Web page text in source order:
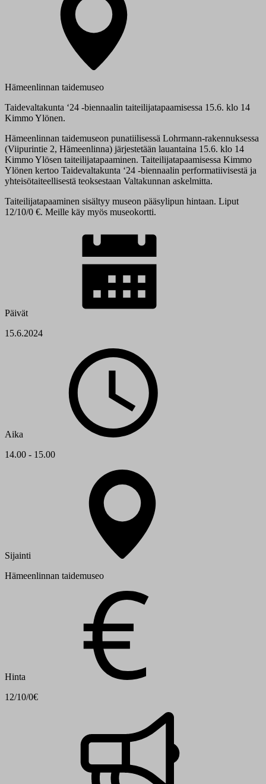
Hämeenlinnan taidemuseo
Taidevaltakunta ‘24 -biennaalin taiteilijatapaamisessa 15.6. klo 14
Kimmo Ylönen.
Hämeenlinnan taidemuseon punatiilisessä Lohrmann-rakennuksessa
(Viipurintie 2, Hämeenlinna) järjestetään lauantaina 15.6. klo 14
Kimmo Ylösen taiteilijatapaaminen. Taiteilijatapaamisessa Kimmo
Ylönen kertoo Taidevaltakunta ‘24 -biennaalin performatiivisestä ja
yhteisötaiteellisestä teoksestaan Valtakunnan askelmitta.
Taiteilijatapaaminen sisältyy museon pääsylipun hintaan. Liput
12/10/0 €. Meille käy myös museokortti.
Päivät
15.6.2024
Aika
14.00 - 15.00
Sijainti
Hämeenlinnan taidemuseo
Hinta
12/10/0€